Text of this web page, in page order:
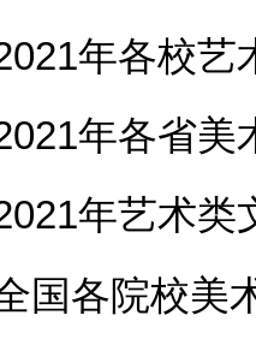
年各校艺术类
年各省美术统
年艺术类文化
国各院校美术专